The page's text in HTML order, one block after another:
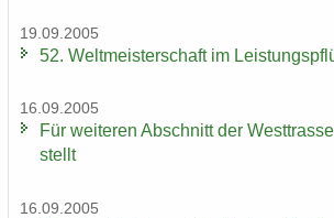
19.09.2005
52. Welt­meis­ter­schaft im
16.09.2005
Für wei­te­ren Ab­schnitt der
stellt
16.09.2005